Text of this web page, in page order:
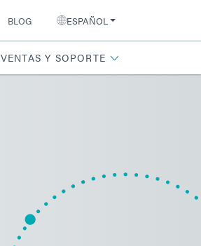
BLOG ESPAÑOL
VENTAS Y SOPORTE